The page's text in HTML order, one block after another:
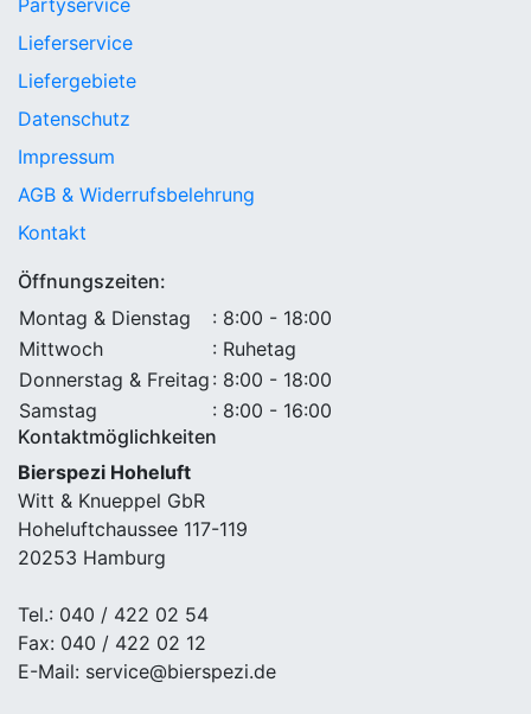
Lieferservice
Liefergebiete
Datenschutz
Impressum
AGB & Widerrufsbelehrung
Kontakt
Öffnungszeiten:
Montag & Dienstag
: 8:00 - 18:00
Mittwoch
: Ruhetag
Donnerstag & Freitag : 8:00 - 18:00
Samstag
: 8:00 - 16:00
Kontaktmöglichkeiten
Bierspezi Hoheluft
Witt & Knueppel GbR
Hoheluftchaussee 117-119
20253 Hamburg
Tel.: 040 / 422 02 54
Fax: 040 / 422 02 12
E-Mail: service@bierspezi.de